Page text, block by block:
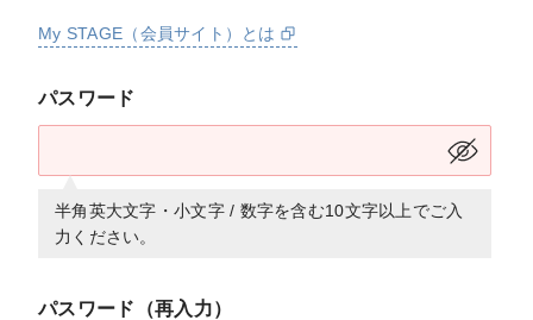
My STAGE（会員サイト）とは
パスワード
半角英大文字・小文字 / 数字を含む10文字以上でご入
力ください。
パスワード（再入力）